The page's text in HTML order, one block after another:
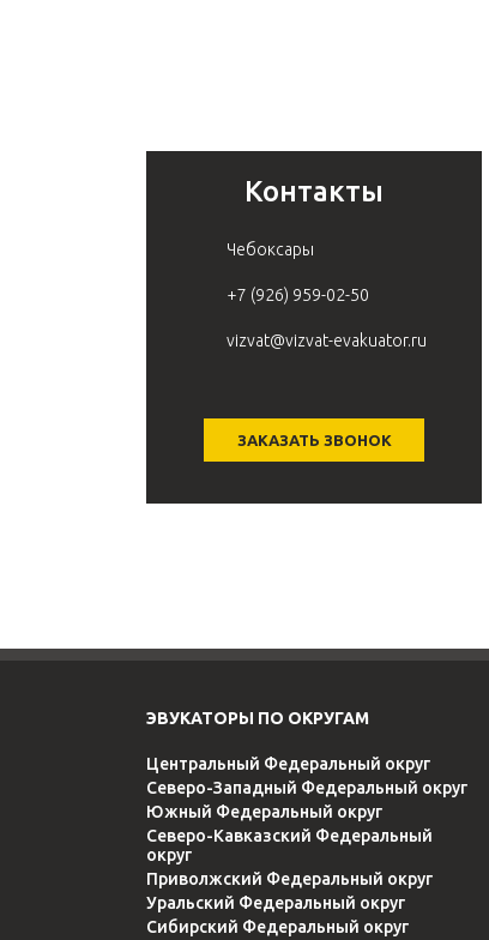
Контакты
Чебоксары
+7 (926) 959-02-50
vizvat@vizvat-evakuator.ru
ЗАКАЗАТЬ ЗВОНОК
ЭВУКАТОРЫ ПО ОКРУГАМ
Центральный Федеральный округ
Северо-Западный Федеральный округ
Южный Федеральный округ
Северо-Кавказский Федеральный
округ
Приволжский Федеральный округ
Уральский Федеральный округ
Сибирский Федеральный округ